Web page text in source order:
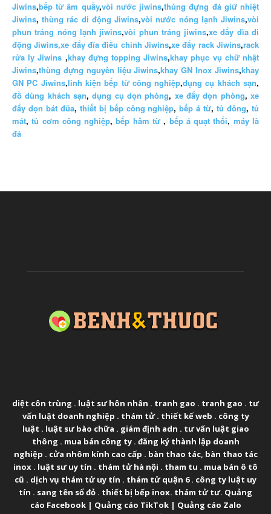
Jiwins,bếp từ âm quầy,vòi nước jiwins,thùng đựng đá giữ nhiệt
Jiwins,thùng rác di động Jiwins,vòi nước nóng lạnh Jiwins,vòi
phun tráng nóng lạnh jiwins,vòi phun tráng jiwins,xe đẩy đĩa di
động Jiwins,xe đẩy đĩa điều chỉnh Jiwins,xe đẩy rack Jiwins,rack
rửa ly Jiwins ,khay đựng topping Jiwins,khay phục vụ chữ nhật
Jiwins,thùng đựng nguyên liệu Jiwins,khay GN Inox Jiwins,khay
GN PC Jiwins,linh kiện bếp từ công nghiệp,dụng cụ khách sạn,
đồ dùng khách sạn,dụng cụ dọn phòng, xe đẩy dọn phòng,xe
đẩy dọn bát đũa, thiết bị bếp công nghiệp,bếp á từ,tủ đông,tủ
mát,tủ cơm công nghiệp,bếp hầm từ , bếp á quạt thổi, máy là
đá
diệt côn trùng . luật sư hôn nhân . tranh gao . tranh gao . tư
vấn luật doanh nghiệp . thám tử. thiết kế web . công ty
luật . luật sư bào chữa . giám định adn . tư vấn luật giao
thông . mua bán công ty. đăng ký thành lập doanh
nghiệp . cửa nhôm kính cao cấp . bàn thao tác, bàn thao tác
inox . luật sư uy tín . thám tử hà nội . tham tu . mua bán ô tô
cũ . dịch vụ thám tử uy tín . thám tử quận 6. công ty luật uy
tín . sang tên sổ đỏ . thiết bị bếp inox. thám tử tư. Quảng
cáo Facebook| Quảng cáo TikTok| Quảng cáo Zalo